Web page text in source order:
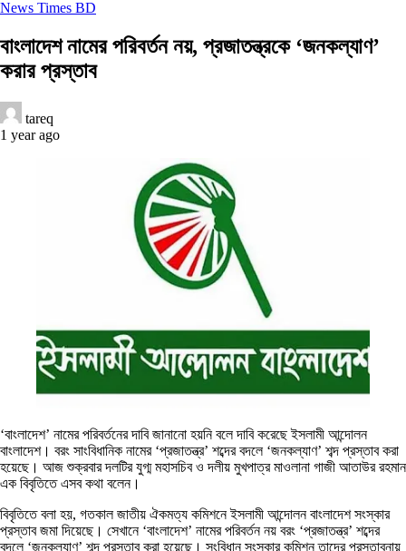
News Times BD
বাংলাদেশ নামের পরিবর্তন নয়, প্রজাতন্ত্রকে ‘জনকল্যাণ’
করার প্রস্তাব
tareq
1 year ago
‘বাংলাদেশ’ নামের পরিবর্তনের দাবি জানানো হয়নি বলে দাবি করেছে ইসলামী আন্দোলন
বাংলাদেশ। বরং সাংবিধানিক নামের ‘প্রজাতন্ত্র’ শব্দের বদলে ‘জনকল্যাণ’ শব্দ প্রস্তাব করা
হয়েছে। আজ শুক্রবার দলটির যুগ্ম মহাসচিব ও দলীয় মুখপাত্র মাওলানা গাজী আতাউর রহমান
এক বিবৃতিতে এসব কথা বলেন।
বিবৃতিতে বলা হয়, গতকাল জাতীয় ঐকমত্য কমিশনে ইসলামী আন্দোলন বাংলাদেশ সংস্কার
প্রস্তাব জমা দিয়েছে। সেখানে ‘বাংলাদেশ’ নামের পরিবর্তন নয় বরং ‘প্রজাতন্ত্র’ শব্দের
বদলে ‘জনকল্যাণ’ শব্দ প্রস্তাব করা হয়েছে। সংবিধান সংস্কার কমিশন তাদের প্রস্তাবনায়